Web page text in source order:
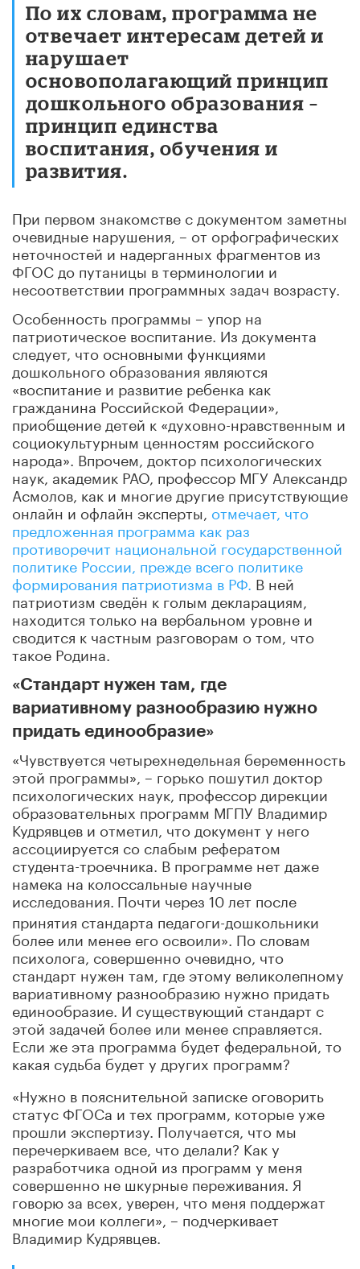
По их словам, программа не
отвечает интересам детей и
нарушает
основополагающий принцип
дошкольного образования –
принцип единства
воспитания, обучения и
развития.
При первом знакомстве с документом заметны
очевидные нарушения, – от орфографических
неточностей и надерганных фрагментов из
ФГОС до путаницы в терминологии и
несоответствии программных задач возрасту.
Особенность программы – упор на
патриотическое воспитание. Из документа
следует, что основными функциями
дошкольного образования являются
«воспитание и развитие ребенка как
гражданина Российской Федерации»,
приобщение детей к «духовно-нравственным и
социокультурным ценностям российского
народа». Впрочем, доктор психологических
наук, академик РАО, профессор МГУ Александр
Асмолов, как и многие другие присутствующие
онлайн и офлайн эксперты, отмечает, что
предложенная программа как раз
противоречит национальной государственной
политике России, прежде всего политике
формирования патриотизма в РФ. В ней
патриотизм сведён к голым декларациям,
находится только на вербальном уровне и
сводится к частным разговорам о том, что
такое Родина.
«Стандарт нужен там, где
вариативному разнообразию нужно
придать единообразие»
«Чувствуется четырехнедельная беременность
этой программы», – горько пошутил доктор
психологических наук, профессор дирекции
образовательных программ МГПУ Владимир
Кудрявцев и отметил, что документ у него
ассоциируется со слабым рефератом
студента-троечника. В программе нет даже
намека на колоссальные научные
исследования. Почти через 10 лет после
принятия стандарта педагоги-дошкольники
более или менее его освоили». По словам
психолога, совершенно очевидно, что
стандарт нужен там, где этому великолепному
вариативному разнообразию нужно придать
единообразие. И существующий стандарт с
этой задачей более или менее справляется.
Если же эта программа будет федеральной, то
какая судьба будет у других программ?
«Нужно в пояснительной записке оговорить
статус ФГОСа и тех программ, которые уже
прошли экспертизу. Получается, что мы
перечеркиваем все, что делали? Как у
разработчика одной из программ у меня
совершенно не шкурные переживания. Я
говорю за всех, уверен, что меня поддержат
многие мои коллеги», – подчеркивает
Владимир Кудрявцев.